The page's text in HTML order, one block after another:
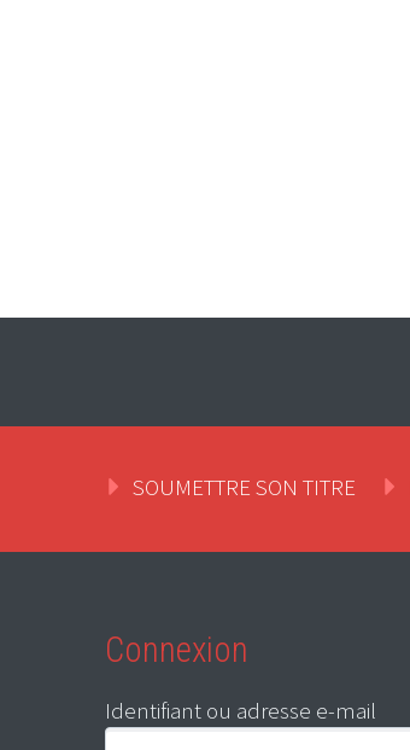
SOUMETTRE SON TITRE
Connexion
Identifiant ou adresse e-mail